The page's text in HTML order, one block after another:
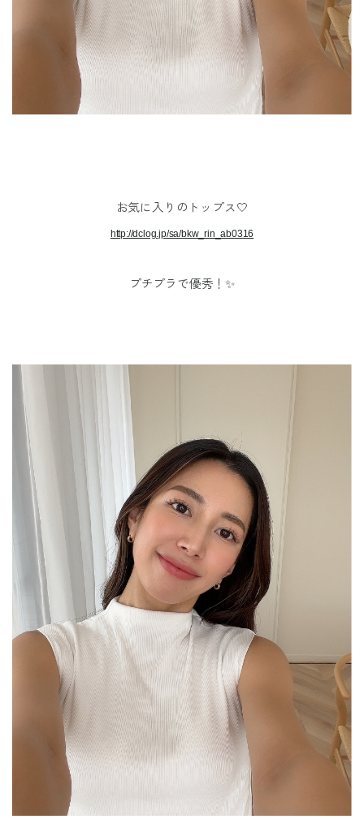
お気に入りのトップス🤍
http://dclog.jp/sa/bkw_rin_ab0316
プチプラで優秀！✨